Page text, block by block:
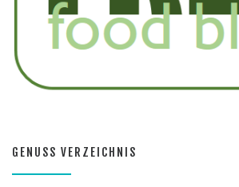
GENUSS VERZEICHNIS